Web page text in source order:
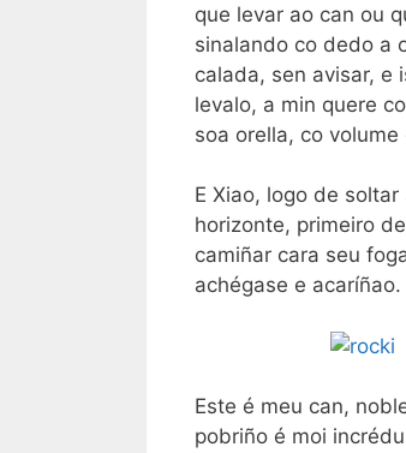
que levar ao can ou
sinalando co dedo a
calada, sen avisar, e
levalo, a min quere
soa orella, co
E Xiao, logo de
horizonte, primeiro
camiñar cara seu
achégase e acaríñao.
Este é meu can,
pobriño é moi